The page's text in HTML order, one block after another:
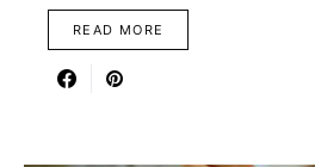
READ MORE